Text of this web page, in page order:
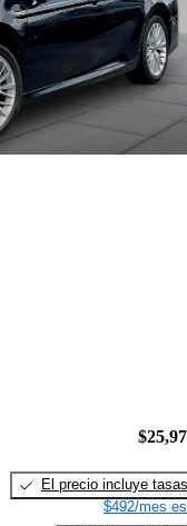
El precio incluye tasas
$492/mes